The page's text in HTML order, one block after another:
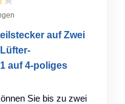
auf Zwei
auf 4-poliges
Sie bis zu zwei